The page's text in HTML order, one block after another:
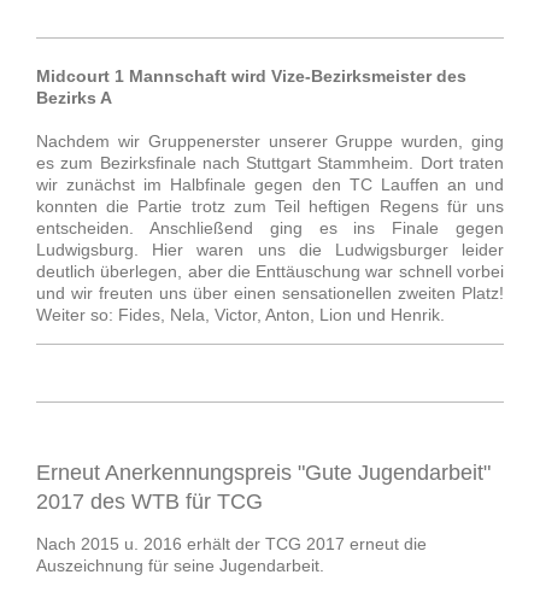
Midcourt 1 Mannschaft wird Vize-Bezirksmeister des
Bezirks A
Nachdem wir Gruppenerster unserer Gruppe wurden, ging
es zum Bezirksfinale nach Stuttgart Stammheim. Dort traten
wir zunächst im Halbfinale gegen den TC Lauffen an und
konnten die Partie trotz zum Teil heftigen Regens für uns
entscheiden. Anschließend ging es ins Finale gegen
Ludwigsburg. Hier waren uns die Ludwigsburger leider
deutlich überlegen, aber die Enttäuschung war schnell vorbei
und wir freuten uns über einen sensationellen zweiten Platz!
Weiter so: Fides, Nela, Victor, Anton, Lion und Henrik.
Erneut Anerkennungspreis "Gute Jugendarbeit"
2017 des WTB für TCG
Nach 2015 u. 2016 erhält der TCG 2017 erneut die
Auszeichnung für seine Jugendarbeit.